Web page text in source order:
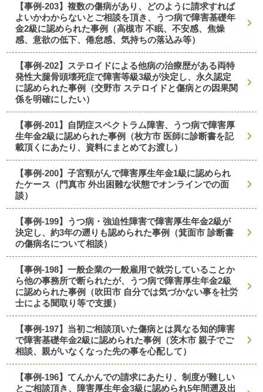
【事例-203】複数の傷病があり、どのように請求すれば
よいかわからないとご相談を頂き、うつ病で障害基礎年
金2級に認められた事例（高槻市 不眠、不安感、焦燥
感、意欲の低下、倦怠感、気持ちの落込み等）
【事例-202】ステロイドによる他病の治療歴がある両特
発性大腿骨頭壊死症で障害等級3級が決定し、永久認定
に認められた事例（交野市 ステロイドと傷病との因果関
係を明確にしたい）
【事例-201】自閉症スペクトラム障害、うつ病で障害厚
生年金2級に認められた事例（枚方市 医師に診断書を記
載頂くにあたり、資料にまとめてお渡し）
【事例-200】子宮頸がんで障害厚生年金1級に認められ
たケース（門真市 外出困難な状態でオンラインでの面
談）
【事例-199】うつ病・強迫性障害で障害厚生年金2級が
決定し、約3年の遡りも認められた事例（箕面市 診断書
の傷病名について相談）
【事例-198】一般企業の一般雇用で就労していることか
ら他の事務所で断られたが、うつ病で障害厚生年金2級
に認められた事例（吹田市 自分では気づかない事を社労
士による聞取り等で支援）
【事例-197】当初ご相談頂いた傷病とは異なる知的障害
で障害基礎年金2級に認められた事例（茨木市 親子でご
相談、親がいなくなった先の事を心配して）
【事例-196】てんかんでの請求にあたり、制度が難しい
とご相談頂き、障害厚生年金3級に認められ5年間遡及出